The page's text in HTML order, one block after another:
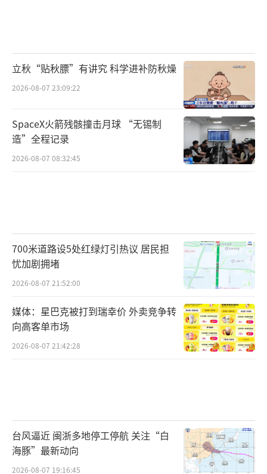
立秋“贴秋膘”有讲究 科学进补防秋燥
2026-08-07 23:09:22
SpaceX火箭残骸撞击月球 “无锡制
造”全程记录
2026-08-07 08:32:45
700米道路设5处红绿灯引热议 居民担
忧加剧拥堵
2026-08-07 21:52:00
媒体：星巴克被打到瑞幸价 外卖竞争转
向高客单市场
2026-08-07 21:42:28
台风逼近 闽浙多地停工停航 关注“白
海豚”最新动向
2026-08-07 19:16:45